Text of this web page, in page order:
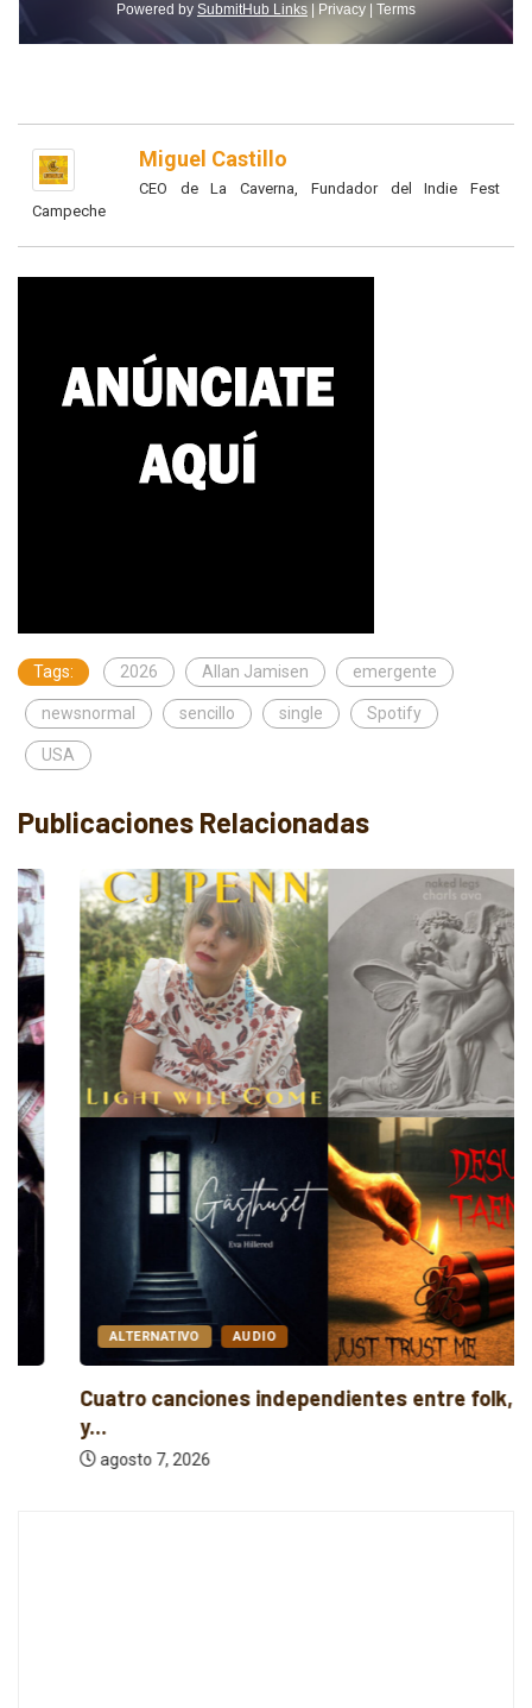
Miguel Castillo
CEO de La Caverna, Fundador del Indie Fest
Campeche
Tags: 2026 Allan Jamisen emergente
newsnormal sencillo single Spotify
USA
Publicaciones Relacionadas
ALTERNATIVO AUDIO
Cuatro canciones independientes entre folk, rock
agosto 7, 2026